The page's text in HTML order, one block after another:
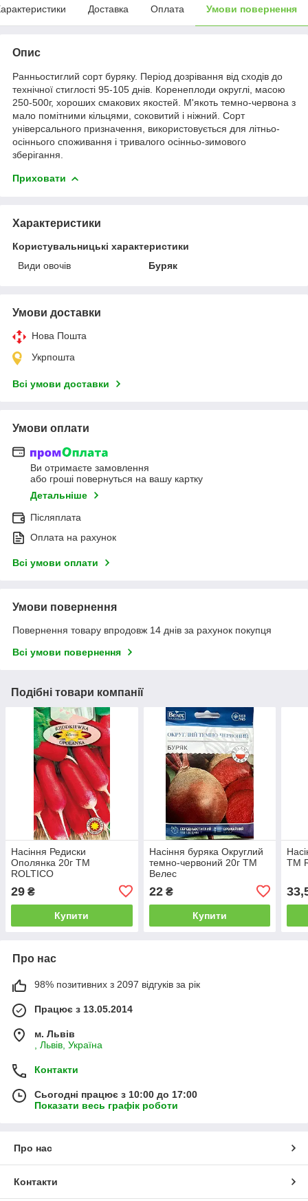
Доставка Оплата Умови повернення
Опис
Ранньостиглий сорт буряку. Період дозрівання від сходів до
технічної стиглості 95-105 днів. Коренеплоди округлі, масою
250-500г, хороших смакових якостей. М'якоть темно-червона з
мало помітними кільцями, соковитий і ніжний. Сорт
універсального призначення, використовується для літньо-
осіннього споживання і тривалого осінньо-зимового
зберігання.
Приховати
Характеристики
Користувальницькі характеристики
Види овочів
Буряк
Умови доставки
Нова Пошта
Укрпошта
Всі умови доставки
Умови оплати
Ви отримаєте замовлення
або гроші повернуться на вашу картку
Детальніше
Післяплата
Оплата на рахунок
Всі умови оплати
Умови повернення
Повернення товару впродовж 14 днів за рахунок покупця
Всі умови повернення
Подібні товари компанії
Насіння Редиски
Ополянка 20г ТМ
ROLTICO
29 ₴
Купити
Насіння буряка Округлий
темно-червоний 20г ТМ
Велес
22₴
Купити
ТМ
Про нас
98% позитивних з 2097 відгуків за рік
Працює з 13.05.2014
м. Львів
, Львів, Україна
Контакти
Сьогодні працює з 10:00 до 17:00
Показати весь графік роботи
Про нас
Контакти